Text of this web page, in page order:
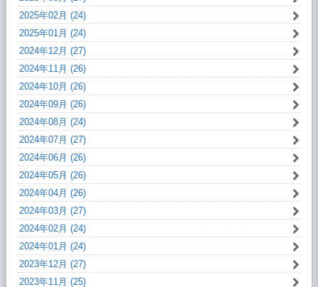
2025年02月 (24)
2025年01月 (24)
2024年12月 (27)
2024年11月 (26)
2024年10月 (26)
2024年09月 (26)
2024年08月 (24)
2024年07月 (27)
2024年06月 (26)
2024年05月 (26)
2024年04月 (26)
2024年03月 (27)
2024年02月 (24)
2024年01月 (24)
2023年12月 (27)
2023年11月 (25)